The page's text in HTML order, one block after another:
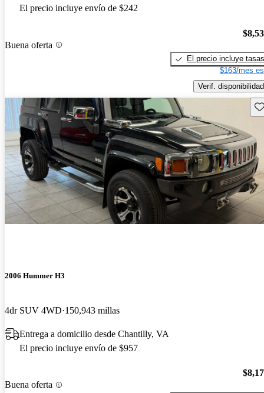
El precio incluye envío de $242
Buena oferta
El precio incluye tasas
$163/mes
Verif. disponibilidad
2006 Hummer H3
4dr SUV 4WD 150,943 millas
Entrega a domicilio desde Chantilly, VA
El precio incluye envío de $957
Buena oferta